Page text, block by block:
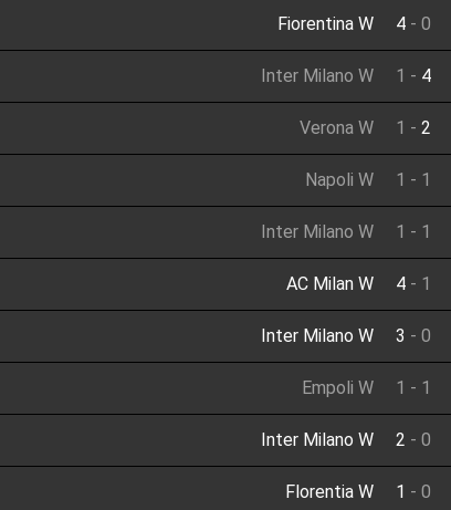
Fiorentina W 4 - 0
Inter Milano W 1 - 4
Verona W 1 - 2
Napoli W 1 - 1
Inter Milano W 1 - 1
AC Milan W 4 - 1
Inter Milano W 3 - 0
Empoli W 1 - 1
Inter Milano W 2 - 0
Florentia W 1 - 0